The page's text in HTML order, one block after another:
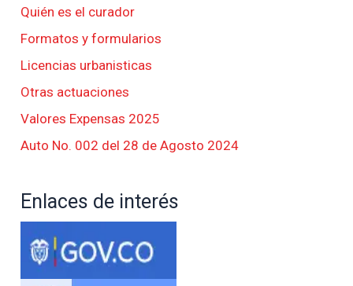
Quién es el curador
Formatos y formularios
Licencias urbanisticas
Otras actuaciones
Valores Expensas 2025
Auto No. 002 del 28 de Agosto 2024
Enlaces de interés